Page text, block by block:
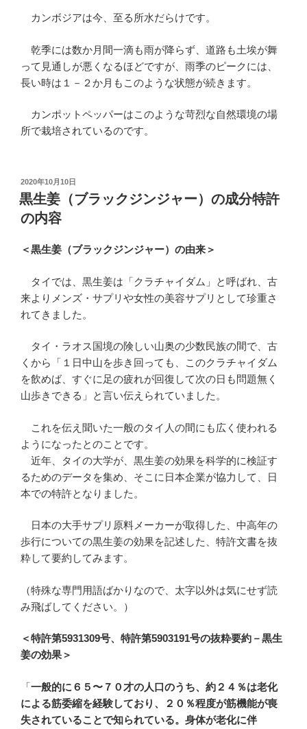
カンボジアは今、至る所水だらけです。
乾季には数か月間一滴も雨が降らず、道路も土埃が舞
って見通しが悪くなるほどですが、雨季のピークには、
長い時は１－２か月もこのような状態が続きます。
カンポットペッパーはこのような苛烈な自然環境の場
所で栽培されているのです。
投
稿
日:
2020年10月10日
黒生姜（ブラックジンジャー）の成分特許
の内容
＜黒生姜（ブラックジンジャー）の由来＞
タイでは、黒生姜は「クラチャイダム」と呼ばれ、古
来よりメンズ・サプリや女性の美容サプリとして珍重さ
れてきました。
タイ・ラオス国境の険しい山奥の少数民族の間で、古
くから「１日中山を歩き回っても、このクラチャイダム
を飲めば、すぐに足の疲れが回復して次の日も問題無く
山歩きできる」と言い伝えられていました。
これを伝え聞いた一般のタイ人の間にも広く使われる
ようになったとのことです。
近年、タイの大学が、黒生姜の効果を科学的に検証す
るためのデータを集め、そこに日本企業が協力して、日
本での特許となりました。
日本の大手サプリ原料メーカーが取得した、中高年の
歩行についての黒生姜の効果を記述した、特許文書を抜
粋して要約してみます。
（特殊な専門用語ばかりなので、太字以外は気にせず読
み飛ばしてください。）
＜特許第5931309号、特許第5903191号の抜粋要約－黒生
姜の効果＞
「一般的に６５〜７０才の人口のうち、約２４％は老化
による筋委縮を経験しており、２０％程度が筋機能が喪
失されていることで知られている。身体が老化に伴